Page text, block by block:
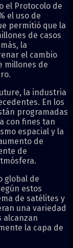
el Protocolo de
el uso de
permitió que la
de casos
la
el cambio
millones de
la industria
En los
programadas
con fines tan
espacial y la
de
de
global de
estos
de satélites y
una variedad
alcanzan
la capa de